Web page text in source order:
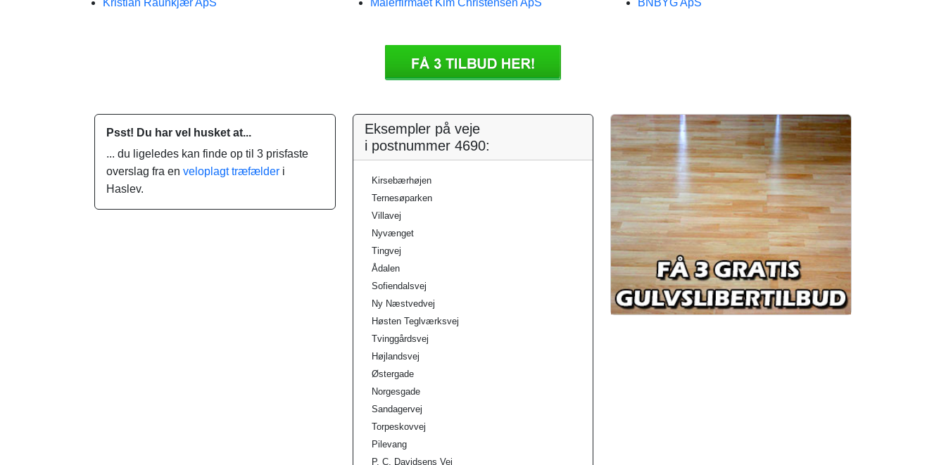
Kristian Raunkjær ApS
Malerfirmaet Kim Christensen ApS
BNBYG ApS
Psst! Du har vel husket at...
... du ligeledes kan finde op til 3 prisfaste
overslag fra en veloplagt træfælder i
Haslev.
Eksempler på veje
i postnummer 4690:
Kirsebærhøjen
Ternesøparken
Villavej
Nyvænget
Tingvej
Ådalen
Sofiendalsvej
Ny Næstvedvej
Høsten Teglværksvej
Tvinggårdsvej
Højlandsvej
Østergade
Norgesgade
Sandagervej
Torpeskovvej
Pilevang
P. C. Davidsens Vej